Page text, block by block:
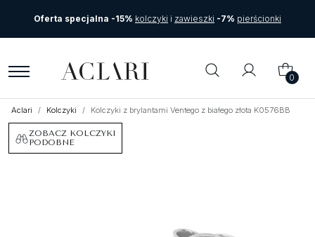
Oferta specjalna -15% kolczyki i zawieszki -7% pierścionki
0
Aclari Kolczyki Kolczyki z brylantami Ventego z białego złota K0576BB
ZOBACZ KOLCZYKI
PODOBNE